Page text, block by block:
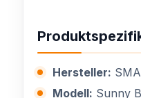
Hersteller:
Modell: Sunny